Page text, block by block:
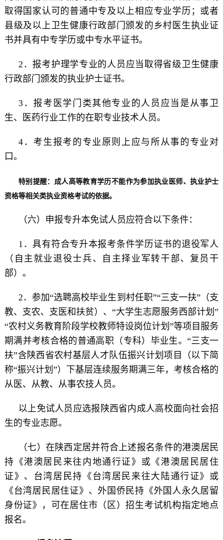
取得国家认可的普通中专及以上相应专业学历；或者
县级及以上卫生健康行政部门颁发的乡村医生执业证
书并具有中专学历或中专水平证书。
2．报考护理学专业的人员应当取得省级卫生健康
行政部门颁发的执业护士证书。
3．报考医学门类其他专业的人员应当是从事卫
生、医药行业工作的在职专业技术人员。
4．考生报考的专业原则上应与所从事的专业对
口。
特别提醒：成人高等教育学历不能作为参加执业医师、执业护士
资格等相关类执业资格考试的依据。
（六）申报专升本免试人员应符合以下条件：
1．具有符合专升本报考条件学历证书的退役军人
（自主就业退役士兵、自主择业军转干部、复员干
部）。
2．参加“选聘高校毕业生到村任职”“三支一扶”（支
教、支农、支医和扶贫）、“大学生志愿服务西部计划”
“农村义务教育阶段学校教师特设岗位计划”等项目服务
期满并考核合格的普通高职（专科）毕业生。“三支一
扶”含陕西省农村基层人才队伍振兴计划项目（以下简
称“振兴计划”）下基层连续服务期满三年，考核合格的
从医、从教、从事农技人员。
以上免试人员应选报陕西省内成人高校面向社会招
生的专业志愿。
（七）在陕西定居并符合上述报名条件的港澳居民
持《港澳居民来往内地通行证》或《港澳居民居住
证》、台湾居民持《台湾居民来往大陆通行证》或
《台湾居民居住证》、外国侨民持《外国人永久居留
身份证》，可在居住市（区）招生考试机构指定地点
报名。